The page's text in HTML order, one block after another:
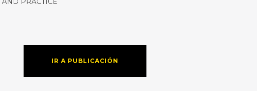
IR A PUBLICACIÓN